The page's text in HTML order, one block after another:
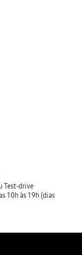
Test-drive
10h às 19h (dias